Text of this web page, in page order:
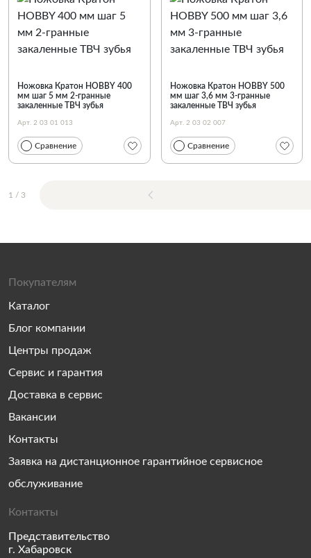
Ножовка Кратон HOBBY 400
мм шаг 5 мм 2-гранные
закаленные ТВЧ зубья
Арт. 2 03 01 013
Сравнение
Ножовка Кратон HOBBY 500
мм шаг 3,6 мм 3-гранные
закаленные ТВЧ зубья
Арт. 2 03 02 007
Сравнение
1 / 3
Покупателям
Каталог
Блог компании
Центры продаж
Сервис и гарантия
Доставка в сервис
Вакансии
Контакты
Заявка на дистанционное гарантийное сервисное
обслуживание
Контакты
Представительство
г. Хабаровск